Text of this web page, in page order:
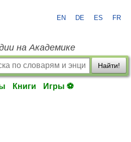
EN DE ES FR
на Академике
Найти!
Книги Игры ⚽